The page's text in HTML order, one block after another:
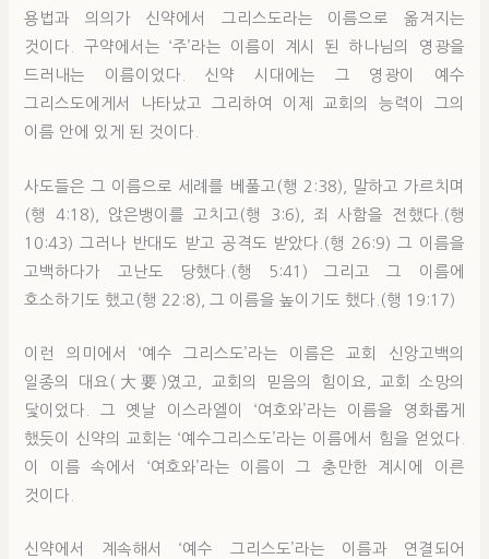
용법과 의의가 신약에서 그리스도라는 이름으로 옮겨지는
것이다. 구약에서는 ‘주’라는 이름이 계시 된 하나님의 영광을
드러내는 이름이었다. 신약 시대에는 그 영광이 예수
그리스도에게서 나타났고 그리하여 이제 교회의 능력이 그의
이름 안에 있게 된 것이다.
사도들은 그 이름으로 세례를 베풀고(행 2:38), 말하고 가르치며
(행 4:18), 앉은뱅이를 고치고(행 3:6), 죄 사함을 전했다.(행
10:43) 그러나 반대도 받고 공격도 받았다.(행 26:9) 그 이름을
고백하다가 고난도 당했다.(행 5:41) 그리고 그 이름에
호소하기도 했고(행 22:8), 그 이름을 높이기도 했다.(행 19:17)
이런 의미에서 ‘예수 그리스도’라는 이름은 교회 신앙고백의
일종의 대요(大要)였고, 교회의 믿음의 힘이요, 교회 소망의
닻이었다. 그 옛날 이스라엘이 ‘여호와’라는 이름을 영화롭게
했듯이 신약의 교회는 ‘예수그리스도’라는 이름에서 힘을 얻었다.
이 이름 속에서 ‘여호와’라는 이름이 그 충만한 계시에 이른
것이다.
신약에서 계속해서 ‘예수 그리스도’라는 이름과 연결되어